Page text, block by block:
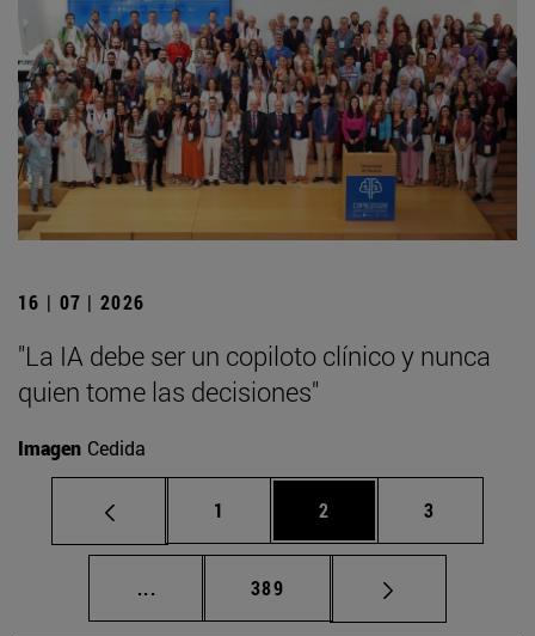
16 | 07 | 2026
"La IA debe ser un copiloto clínico y nunca
quien tome las decisiones"
Imagen Cedida
Página
1 Página
2 Página
3
... Páginas intermedias Use TAB para
Página
389